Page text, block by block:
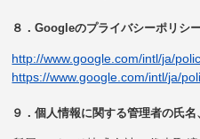
８．Googleのプライバシーポリシ
http://www.google.com/intl/ja/
https://www.google.com/intl/ja/
９．個人情報に関する管理者の氏